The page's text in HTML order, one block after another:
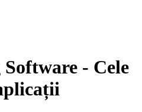
- Cele